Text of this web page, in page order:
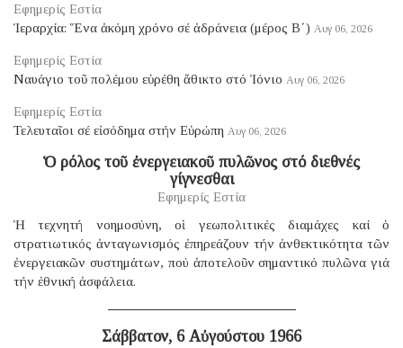
Εφημερίς Εστία
Ἱεραρχία: Ἕνα ἀκόμη χρόνο σέ ἀδράνεια (μέρος B΄) Αυγ 06, 2026
Εφημερίς Εστία
Ναυάγιο τοῦ πολέμου εὑρέθη ἄθικτο στό Ἰόνιο Αυγ 06, 2026
Εφημερίς Εστία
Τελευταῖοι σέ εἰσόδημα στήν Εὐρώπη Αυγ 06, 2026
Ὁ ρόλος τοῦ ἐνεργειακοῦ πυλῶνος στό διεθνές
γίγνεσθαι
Εφημερίς Εστία
Ἡ τεχνητή νοημοσύνη, οἱ γεωπολιτικές διαμάχες καί ὁ
στρατιωτικός ἀνταγωνισμός ἐπηρεάζουν τήν ἀνθεκτικότητα τῶν
ἐνεργειακῶν συστημάτων, πού ἀποτελοῦν σημαντικό πυλῶνα γιά
τήν ἐθνική ἀσφάλεια.
Σάββατον, 6 Αὐγούστου 1966